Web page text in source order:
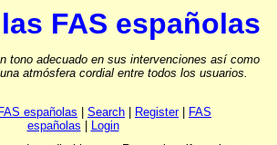
FAS españolas
tono adecuado en sus intervenciones así como
atmósfera cordial entre todos los usuarios.
españolas Search Register|
FAS
españolas
Login